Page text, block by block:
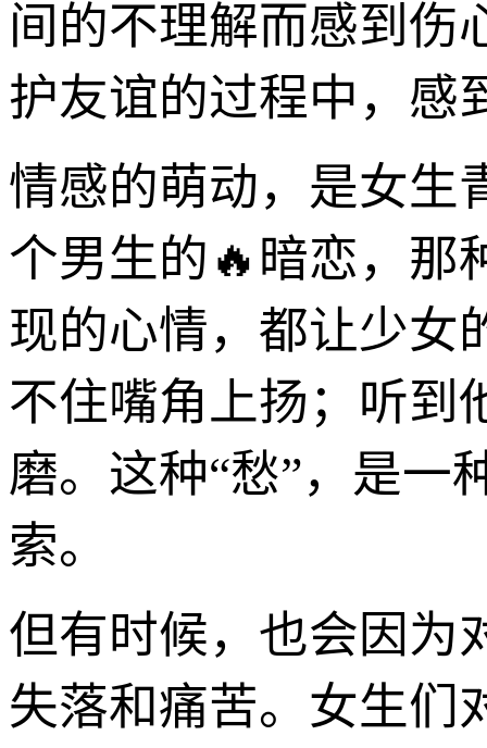
间的不理解而感到伤
护友谊的过程中，感
情感的萌动，是女生
个男生的🔥暗恋，那
现的心情，都让少女
不住嘴角上扬；听到
磨。这种“愁”，是一
索。
但有时候，也会因为
失落和痛苦。女生们